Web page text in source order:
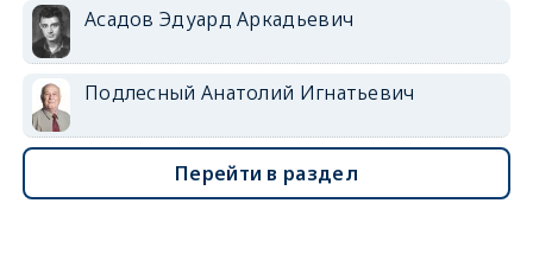
Асадов Эдуард Аркадьевич
Подлесный Анатолий Игнатьевич
Перейти в раздел